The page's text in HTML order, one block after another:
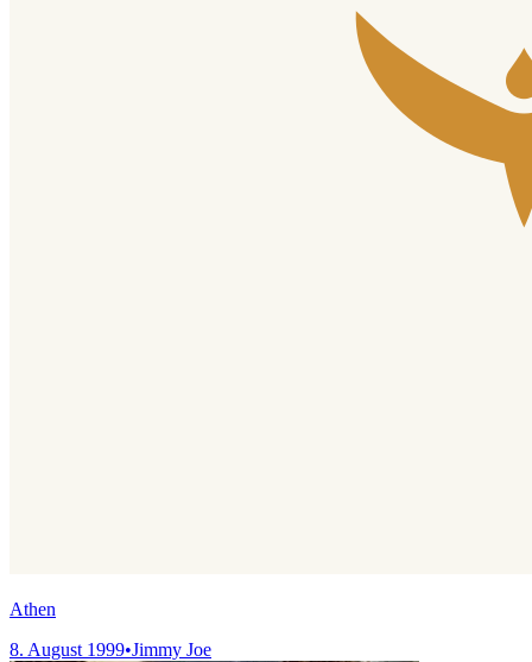
Athen
8. August 1999•Jimmy Joe